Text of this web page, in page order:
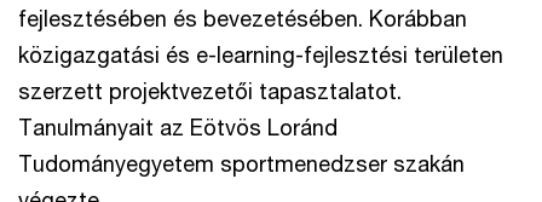
fejlesztésében és bevezetésében. Korábban
közigazgatási és e-learning-fejlesztési területen
szerzett projektvezetői tapasztalatot.
Tanulmányait az Eötvös Loránd
Tudományegyetem sportmenedzser szakán